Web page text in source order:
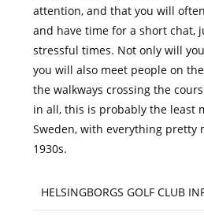
attention, and that you will
and have time for a short chat,
stressful times. Not only will
you will also meet people on
the walkways crossing the
in all, this is probably the least
Sweden, with everything pretty
1930s.
HELSINGBORGS GOLF CLUB